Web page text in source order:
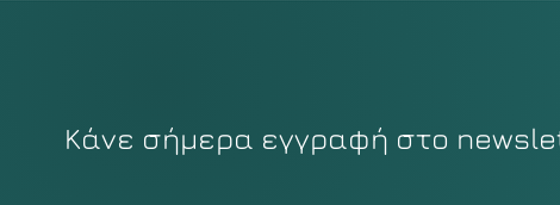
Κάνε σήμερα εγγραφή στο